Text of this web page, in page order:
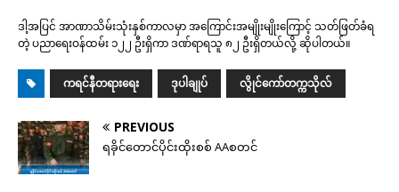
ဒါ့အပြင် အာဏာသိမ်းသုံးနှစ်ကာလမှာ အကြောင်းအမျိုးမျိုးကြောင့် သတ်ဖြတ်ခံရ
တဲ့ ပညာရေးဝန်ထမ်း ၁၂၂ ဦးရှိကာ ဒဏ်ရာရသူ ၈၂ ဦးရှိတယ်လို့ ဆိုပါတယ်။
ကရင်နီတရားရေး ဒုပါချုပ် လွိုင်ကော်တက္ကသိုလ်
PREVIOUS
ရခိုင်တောင်ပိုင်းထိုးစစ် AAစတင်